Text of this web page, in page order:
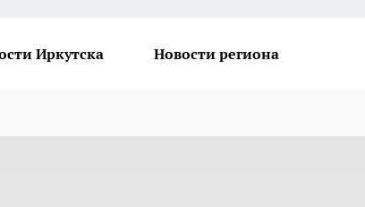
Иркутска Новости региона